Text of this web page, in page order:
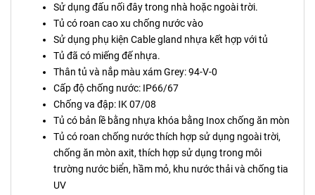
Sử dụng đấu nối đây trong nhà hoặc ngoài trời.
Tủ có roan cao xu chống nước vào
Sử dụng phụ kiện Cable gland nhựa kết hợp với tủ
Tủ đã có miếng đế nhựa.
Thân tủ và nắp màu xám Grey: 94-V-0
Cấp độ chống nước: IP66/67
Chống va đập: IK 07/08
Tủ có bản lề bằng nhựa khóa bằng Inox chống ăn mòn
Tủ có roan chống nước thích hợp sử dụng ngoài trời,
chống ăn mòn axit, thích hợp sử dụng trong môi
trường nước biển, hầm mỏ, khu nước thải và chống tia
UV